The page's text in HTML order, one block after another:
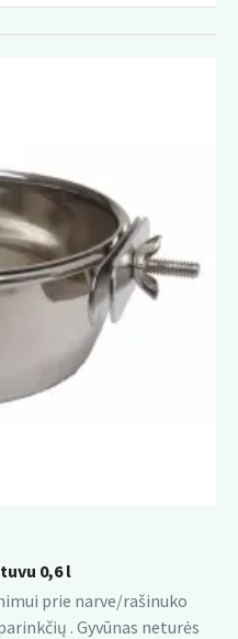
0,6 l
prie narve/rašinuko
. Gyvūnas neturės